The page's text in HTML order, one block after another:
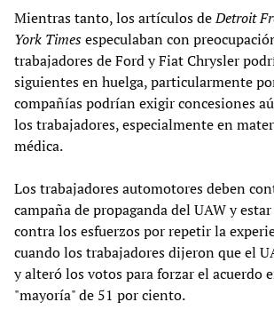
Mientras tanto, los artículos deDetroit
York Timesespeculaban con
trabajadores de Ford y Fiat Chrysler
siguientes en huelga, particularmente
compañías podrían exigir concesiones
los trabajadores, especialmente en
médica.
Los trabajadores automotores deben
campaña de propaganda del UAW y
contra los esfuerzos por repetir la
cuando los trabajadores dijeron que el
y alteró los votos para forzar el acuerdo
"mayoría" de 51 por ciento.